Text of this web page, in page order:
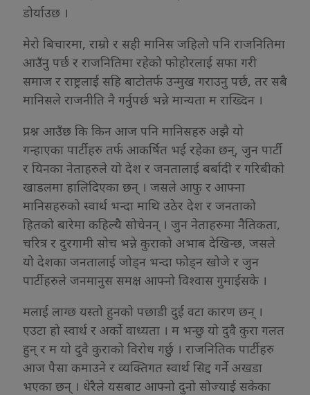
डोर्याउछ ।
मेरो बिचारमा, राम्रो र सही मानिस जहिलो पनि राजनितिमा
आउँनु पर्छ र राजनितिमा रहेको फोहोरलाई सफा गरी
समाज र राष्ट्रलाई सहि बाटोतर्फ उन्मुख गराउनु पर्छ, तर सबै
मानिसले राजनीति नै गर्नुपर्छ भन्ने मान्यता म राख्दिन ।
प्रश्न आउँछ कि किन आज पनि मानिसहरु अझै यो
गन्हाएका पार्टीहरु तर्फ आकर्षित भई रहेका छन्, जुन पार्टी
र यिनका नेताहरुले यो देश र जनतालाई बर्बादी र गरिबीको
खाडलमा हालिदिएका छन् । जसले आफु र आफ्ना
मानिसहरुको स्वार्थ भन्दा माथि उठेर देश र जनताको
हितको बारेमा कहिल्यै सोचेनन् । जुन नेताहरुमा नैतिकता,
चरित्र र दुरगामी सोच भन्ने कुराको अभाब देखिन्छ, जसले
यो देशका जनतालाई जोड्न भन्दा फोड्न खोजे र जुन
पार्टीहरुले जनमानुस समक्ष आफ्नो विश्वास गुमाईसके ।
मलाई लाग्छ यस्तो हुनको पछाडी दुई वटा कारण छन् ।
एउटा हो स्वार्थ र अर्को वाध्यता । म भन्छु यो दुवै कुरा गलत
हुन् र म यो दुवै कुराको विरोध गर्छु । राजनितिक पार्टीहरु
आज पैसा कमाउने र व्यक्तिगत स्वार्थ सिद्द गर्ने अखडा
भएका छन् । धेरैले यसबाट आफ्नो दुनो सोज्याई सकेका